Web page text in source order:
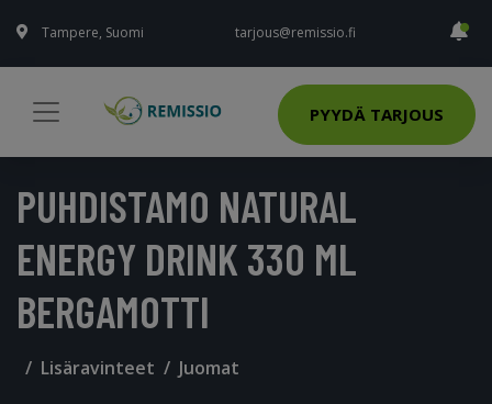
Tampere, Suomi tarjous@remissio.fi
PYYDÄ TARJOUS
PUHDISTAMO NATURAL
ENERGY DRINK 330 ML
BERGAMOTTI
Lisäravinteet Juomat